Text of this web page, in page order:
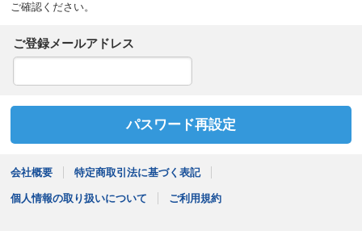
ご確認ください。
ご登録メールアドレス
会社概要 特定商取引法に基づく表記
個人情報の取り扱いについて ご利用規約